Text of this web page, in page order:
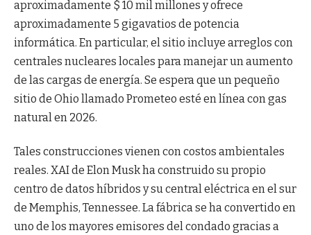
aproximadamente $ 10 mil millones y ofrece
aproximadamente 5 gigavatios de potencia
informática. En particular, el sitio incluye arreglos con
centrales nucleares locales para manejar un aumento
de las cargas de energía. Se espera que un pequeño
sitio de Ohio llamado Prometeo esté en línea con gas
natural en 2026.
Tales construcciones vienen con costos ambientales
reales. XAI de Elon Musk ha construido su propio
centro de datos híbridos y su central eléctrica en el sur
de Memphis, Tennessee. La fábrica se ha convertido en
uno de los mayores emisores del condado gracias a